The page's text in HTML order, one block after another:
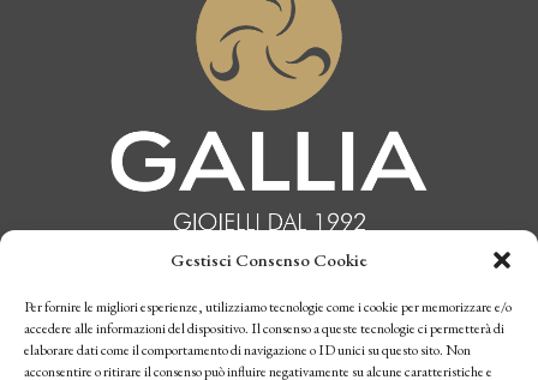
Gestisci Consenso Cookie
Per fornire le migliori esperienze, utilizziamo tecnologie come i cookie per memorizzare e/o
accedere alle informazioni del dispositivo. Il consenso a queste tecnologie ci permetterà di
elaborare dati come il comportamento di navigazione o ID unici su questo sito. Non
acconsentire o ritirare il consenso può influire negativamente su alcune caratteristiche e
INFORMATIVA PRIVACY
CONDIZIONI DI VENDITA